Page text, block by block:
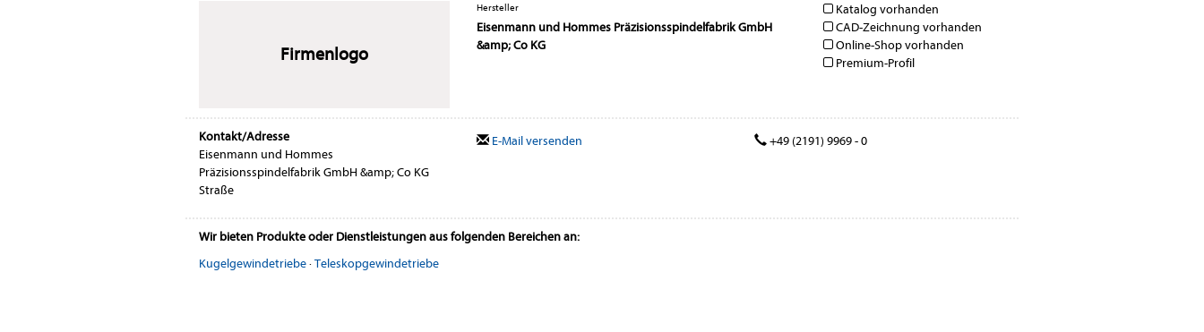
Firmenlogo
Hersteller
Eisenmann und Hommes Präzisionsspindelfabrik GmbH
&amp; Co KG
Katalog vorhanden
CAD-Zeichnung vorhanden
Online-Shop vorhanden
Premium-Profil
Kontakt/Adresse
Eisenmann und Hommes
Präzisionsspindelfabrik GmbH &amp; Co KG
Straße
E-Mail versenden +49 (2191) 9969 - 0
Wir bieten Produkte oder Dienstleistungen aus folgenden Bereichen an:
Kugelgewindetriebe·Teleskopgewindetriebe